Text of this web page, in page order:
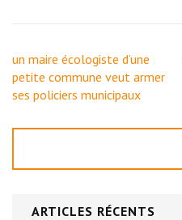
Navigation
de
l’article
un maire écologiste d’une
petite commune veut armer
ses policiers municipaux
ARTICLES RÉCENTS